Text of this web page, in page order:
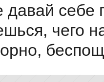
давай себе
чего